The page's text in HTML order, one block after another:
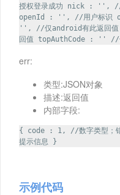
授权登录成功 nick : '',
openId : '', //用户标识
'', //仅android有此返回
回值 topAuthCode : '' //
err:
类型:JSON对象
描述:返回值
内部字段:
{ code : 1, //数字类型；
提示信息 }
示例代码